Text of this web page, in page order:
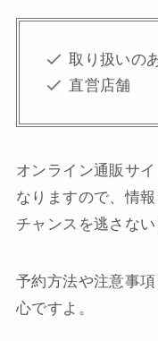
取り扱いの
直営店舗
オンライン通販サ
なりますので、情
チャンスを逃さない
予約方法や注意事
心ですよ。